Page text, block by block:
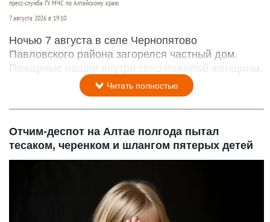
пресс-служба ГУ МЧС по Алтайскому краю
7 августа 2026 в 19:10
Ночью 7 августа в селе Чернопятово
Павловского района загорелся частный дом.
Пожарные нашли внутри тело пожилой женщины.
Читать полностью
Отчим-деспот на Алтае полгода пытал
тесаком, черенком и шлангом пятерых детей